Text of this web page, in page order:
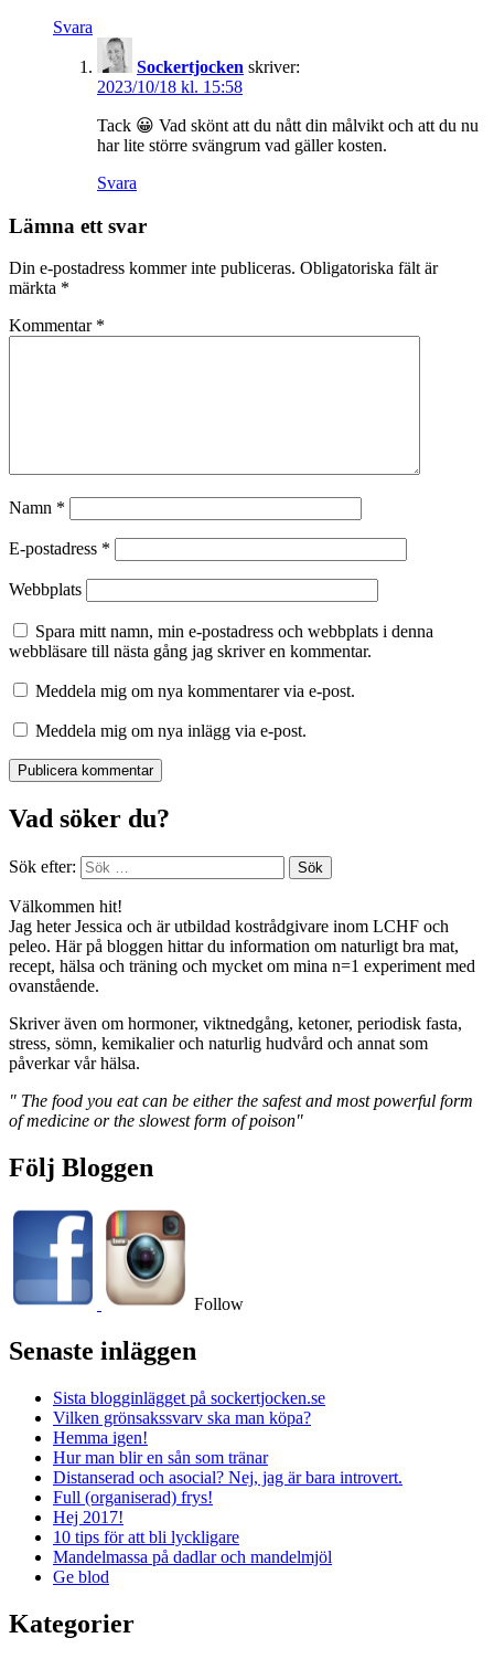
Svara
Sockertjocken skriver:
2023/10/18 kl. 15:58
Tack 😀 Vad skönt att du nått din målvikt och att du nu
har lite större svängrum vad gäller kosten.
Svara
Lämna ett svar
Din e-postadress kommer inte publiceras. Obligatoriska fält är
märkta *
Kommentar *
Namn *
E-postadress *
Webbplats
Spara mitt namn, min e-postadress och webbplats i denna
webbläsare till nästa gång jag skriver en kommentar.
Meddela mig om nya kommentarer via e-post.
Meddela mig om nya inlägg via e-post.
Vad söker du?
Sök efter:
Välkommen hit!
Jag heter Jessica och är utbildad kostrådgivare inom LCHF och
peleo. Här på bloggen hittar du information om naturligt bra mat,
recept, hälsa och träning och mycket om mina n=1 experiment med
ovanstående.
Skriver även om hormoner, viktnedgång, ketoner, periodisk fasta,
stress, sömn, kemikalier och naturlig hudvård och annat som
påverkar vår hälsa.
" The food you eat can be either the safest and most powerful form
of medicine or the slowest form of poison"
Följ Bloggen
Follow
Senaste inläggen
Sista blogginlägget på sockertjocken.se
Vilken grönsakssvarv ska man köpa?
Hemma igen!
Hur man blir en sån som tränar
Distanserad och asocial? Nej, jag är bara introvert.
Full (organiserad) frys!
Hej 2017!
10 tips för att bli lyckligare
Mandelmassa på dadlar och mandelmjöl
Ge blod
Kategorier